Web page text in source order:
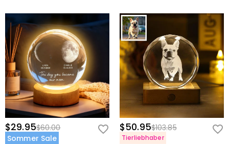
$29.95$60.00
Sommer Sale
$50.95$103.85
Tierliebhaber